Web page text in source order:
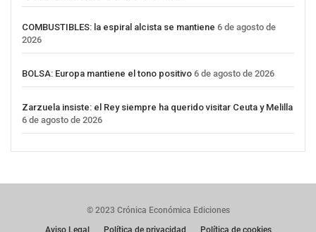
COMBUSTIBLES: la espiral alcista se mantiene 6 de agosto de
2026
BOLSA: Europa mantiene el tono positivo 6 de agosto de 2026
Zarzuela insiste: el Rey siempre ha querido visitar Ceuta y Melilla
6 de agosto de 2026
© 2023 Crónica Económica Ediciones